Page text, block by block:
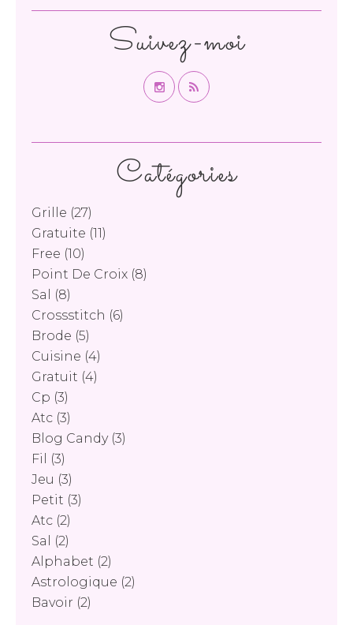
Catégories
Grille (27)
Gratuite (11)
Free (10)
Point De Croix (8)
Sal
(8)
Crossstitch (6)
Brode (5)
Cuisine (4)
Gratuit (4)
Cp (3)
Atc (3)
Blog Candy(3)
Fil
(3)
Jeu (3)
Petit (3)
Atc (2)
Sal
(2)
Alphabet (2)
Astrologique (2)
Bavoir (2)
Suivez-moi